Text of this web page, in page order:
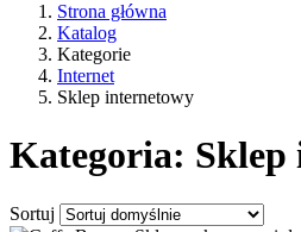
Strona główna
Katalog
Kategorie
Internet
Sklep internetowy
Kategoria: Sklep
Sortuj